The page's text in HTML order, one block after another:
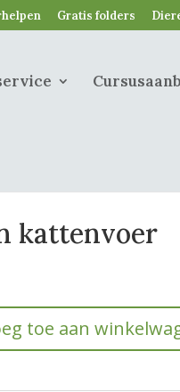
Gratis folders
kattenvoer
toe aan